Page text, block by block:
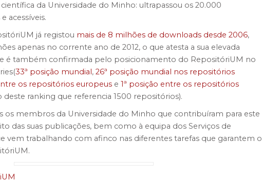
da Universidade do Minho: ultrapassou os 20.000
acessíveis.
já registou mais de 8 milhões de downloads desde 2006,
apenas no corrente ano de 2012, o que atesta a sua elevada
é também confirmada pelo posicionamento do RepositóriUM no
33ª posição mundial, 26ª posição mundial nos repositórios
os repositórios europeus e 1ª posição entre os repositórios
deste ranking que referencia 1500 repositórios).
os membros da Universidade do Minho que contribuíram para este
das suas publicações, bem como à equipa dos Serviços de
vem trabalhando com afinco nas diferentes tarefas que garantem o